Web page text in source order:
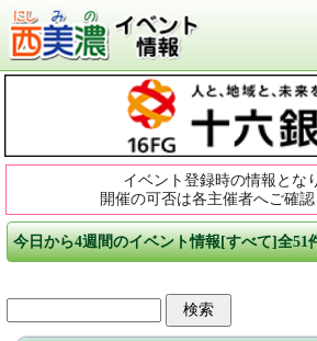
イベント登録時の情報とな
開催の可否は各主催者へご確認
今日から4週間のイベント情報[すべて]